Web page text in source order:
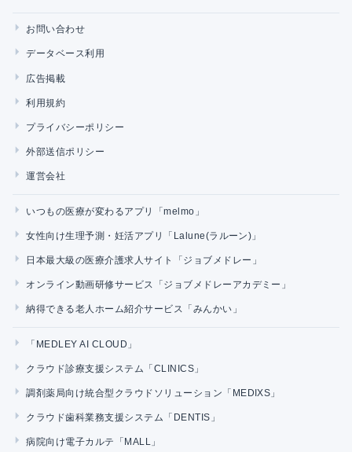
お問い合わせ
データベース利用
広告掲載
利用規約
プライバシーポリシー
外部送信ポリシー
運営会社
いつもの医療が変わるアプリ「melmo」
女性向け生理予測・妊活アプリ「Lalune(ラルーン)」
日本最大級の医療介護求人サイト「ジョブメドレー」
オンライン動画研修サービス「ジョブメドレーアカデミー」
納得できる老人ホーム紹介サービス「みんかい」
「MEDLEY AI CLOUD」
クラウド診療支援システム「CLINICS」
調剤薬局向け統合型クラウドソリューション「MEDIXS」
クラウド歯科業務支援システム「DENTIS」
病院向け電子カルテ「MALL」